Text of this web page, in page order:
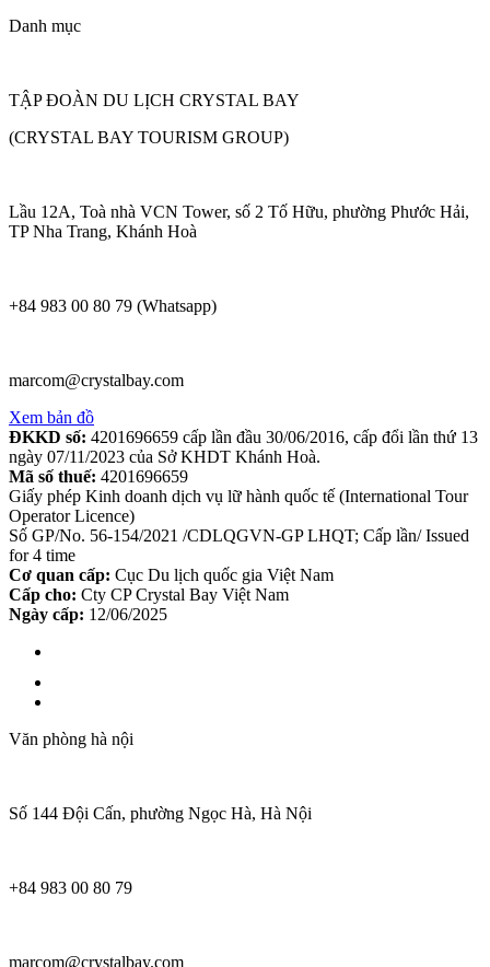
Danh mục
TẬP ĐOÀN DU LỊCH CRYSTAL BAY
(CRYSTAL BAY TOURISM GROUP)
Lầu 12A, Toà nhà VCN Tower, số 2 Tố Hữu, phường Phước Hải,
TP Nha Trang, Khánh Hoà
+84 983 00 80 79 (Whatsapp)
marcom@crystalbay.com
Xem bản đồ
ĐKKD số: 4201696659 cấp lần đầu 30/06/2016, cấp đổi lần thứ 13
ngày 07/11/2023 của Sở KHDT Khánh Hoà.
Mã số thuế: 4201696659
Giấy phép Kinh doanh dịch vụ lữ hành quốc tế (International Tour
Operator Licence)
Số GP/No. 56-154/2021 /CDLQGVN-GP LHQT; Cấp lần/ Issued
for 4 time
Cơ quan cấp: Cục Du lịch quốc gia Việt Nam
Cấp cho: Cty CP Crystal Bay Việt Nam
Ngày cấp: 12/06/2025
Văn phòng hà nội
Số 144 Đội Cấn, phường Ngọc Hà, Hà Nội
+84 983 00 80 79
marcom@crystalbay.com